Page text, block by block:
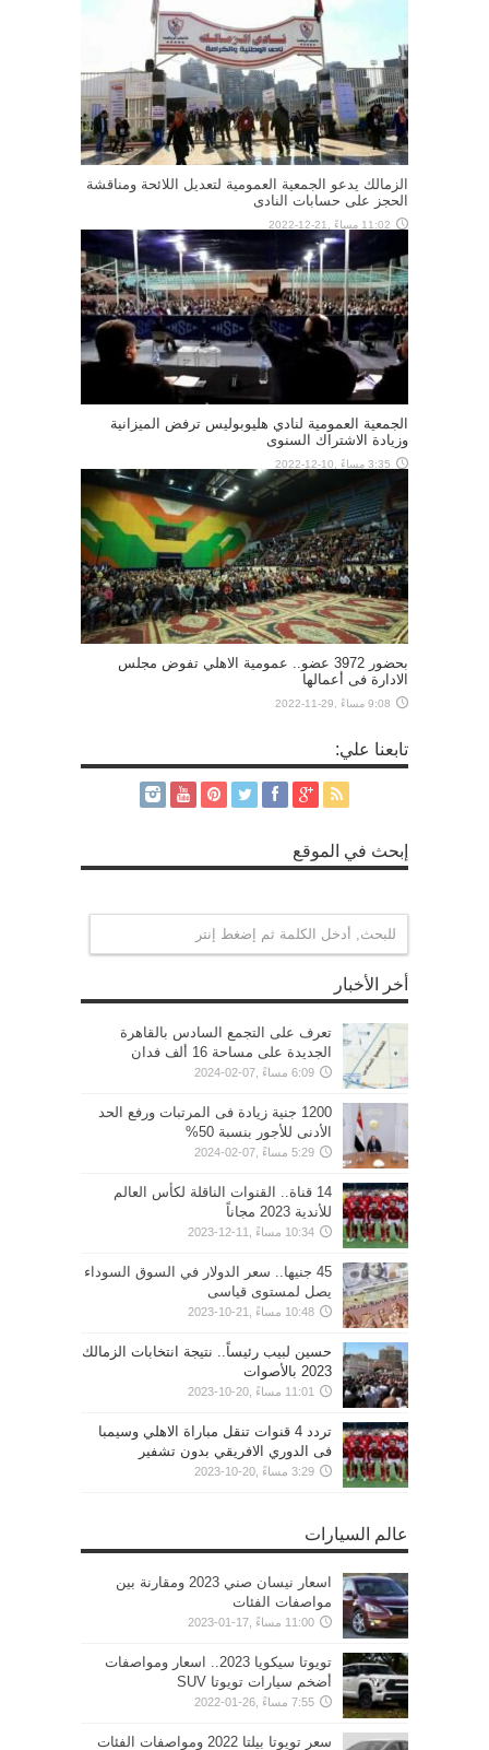
الزمالك يدعو الجمعية العمومية لتعديل اللائحة ومناقشة
الحجز على حسابات النادى
11:02 مساءً ,21-12-2022
الجمعية العمومية لنادي هليوبوليس ترفض الميزانية
وزيادة الاشتراك السنوى
3:35 مساءً ,10-12-2022
بحضور 3972 عضو.. عمومية الاهلي تفوض مجلس
الادارة فى أعمالها
9:08 مساءً ,29-11-2022
تابعنا علي:
إبحث في الموقع
أخر الأخبار
تعرف على التجمع السادس بالقاهرة
الجديدة على مساحة 16 ألف فدان
6:09 مساءً ,07-02-2024
1200 جنية زيادة فى المرتبات ورفع الحد
الأدنى للأجور بنسبة 50%
5:29 مساءً ,07-02-2024
14 قناة.. القنوات الناقلة لكأس العالم
للأندية 2023 مجاناً
10:34 مساءً ,11-12-2023
45 جنيها.. سعر الدولار في السوق السوداء
يصل لمستوى قياسى
10:48 مساءً ,21-10-2023
حسين لبيب رئيساً.. نتيجة انتخابات الزمالك
2023 بالأصوات
11:01 مساءً ,20-10-2023
تردد 4 قنوات تنقل مباراة الاهلي وسيمبا
فى الدوري الافريقي بدون تشفير
3:29 مساءً ,20-10-2023
عالم السيارات
اسعار نيسان صني 2023 ومقارنة بين
مواصفات الفئات
11:00 مساءً ,17-01-2023
تويوتا سيكويا 2023.. اسعار ومواصفات
أضخم سيارات تويوتا SUV
7:55 مساءً ,26-01-2022
سعر تويوتا بيلتا 2022 ومواصفات الفئات